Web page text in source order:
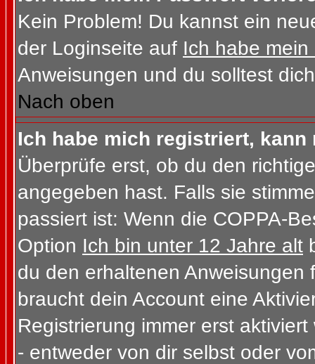
Kein Problem! Du kannst ein
der Loginseite auf Ich habe
Anweisungen und du solltest
Nach oben
Ich habe mich registriert,
Überprüfe erst, ob du den
angegeben hast. Falls sie
passiert ist: Wenn die COPPA-
Option Ich bin unter 12 Jahre alt
du den erhaltenen
braucht dein Account eine
Registrierung immer erst
- entweder von dir selbst oder